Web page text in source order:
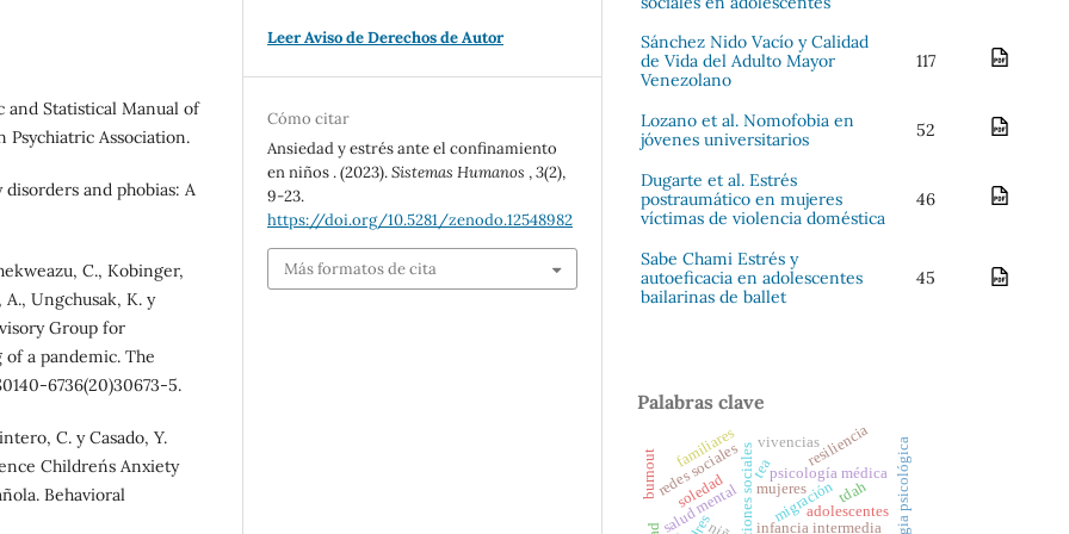
and Statistical Manual of
Association.
disorders and phobias: A
C., Kobinger,
A., Ungchusak, K. y
Group for
a pandemic. The
6736(20)30673-5.
C. y Casado, Y.
Children´s Anxiety
Behavioral
Leer Aviso de Derechos de Autor
Cómo citar
Ansiedad y estrés ante el confinamiento
en niños . (2023).Sistemas Humanos ,3(2),
9-23.
https://doi.org/10.5281/zenodo.12548982
Más formatos de cita
Sánchez Nido Vacío y Calidad
de Vida del Adulto Mayor
Venezolano
117
Lozano et al. Nomofobia en
jóvenes universitarios
52
Dugarte et al. Estrés
postraumático en mujeres
víctimas de violencia doméstica
46
Sabe Chami Estrés y
autoeficacia en adolescentes
bailarinas de ballet
45
Palabras clave
infancia intermedia
migración
salud mental
psicología médica
tea
soledad
adolescentes
redes sociales resiliencia
familiares
mujeres
vivencias
tdah
burnout